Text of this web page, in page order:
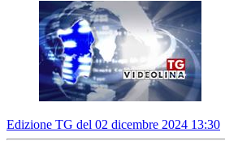
Edizione TG del 02 dicembre 2024 13:30